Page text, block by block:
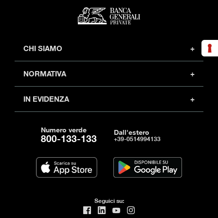
CHI SIAMO
Profilo
Investor relations
NORMATIVA
Sicurezza
Privacy policy
Arbitro per controversie finanziarie
Fondo garanzia PMI
Nuova definizione default
Accessibilità
IN EVIDENZA
Moduli e documenti
Trasparenza
Un aiuto per ripartire
Numero verde
800-133-133
Dall'estero
+39-0514994133
Seguici su: